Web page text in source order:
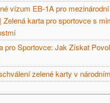
vízum EB-1A pro
Zelená karta pro sportovce s
pro Sportovce: Jak Získat
zelené karty v